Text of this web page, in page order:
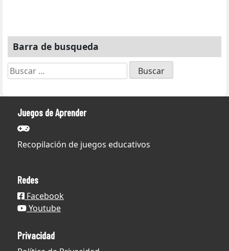
Barra de busqueda
Buscar:
Juegos de Aprender
Recopilación de juegos educativos
Redes
Facebook
Youtube
Privacidad